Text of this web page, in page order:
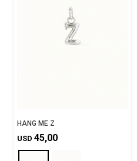
HANG ME Z
USD 45,00